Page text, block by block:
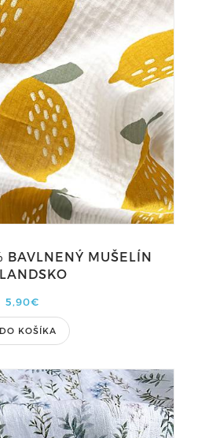
BAVLNENÝ MUŠELÍN
5,90€
DO KOŠÍKA